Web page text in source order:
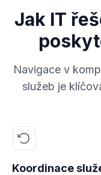
Jak IT
Navigace v
služeb je
Koordinace